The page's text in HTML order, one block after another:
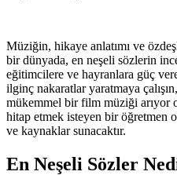
Müziğin, hikaye anlatımı ve
bir dünyada, en neşeli sözlerin
eğitimcilere ve hayranlara güç
ilginç nakaratlar yaratmaya
mükemmel bir film müziği arıyor
hitap etmek isteyen bir öğretmen
ve kaynaklar sunacaktır.
En Neşeli Sözler